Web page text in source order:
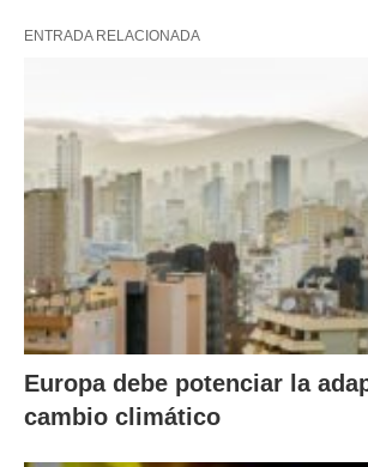
ENTRADA RELACIONADA
Europa debe potenciar la
cambio climático